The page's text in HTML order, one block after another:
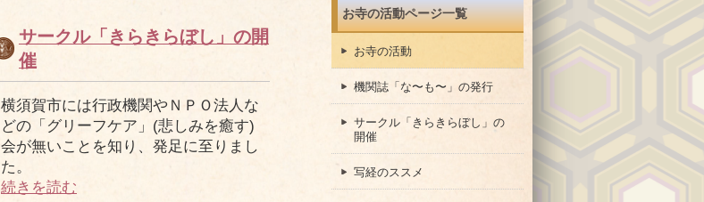
サークル「きらきらぼし」の開
催
横須賀市には行政機関やＮＰＯ法人な
どの「グリーフケア」(悲しみを癒す)
会が無いことを知り、発足に至りまし
た。
続きを読む
お寺の活動ページ一覧
お寺の活動
機関誌「な〜も〜」の発行
サークル「きらきらぼし」の
開催
写経のススメ